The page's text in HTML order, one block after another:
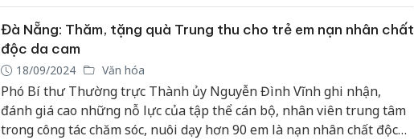
Đà Nẵng: Thăm, tặng quà Trung thu cho trẻ em nạn nhân chất
độc da cam
18/09/2024 Văn hóa
Phó Bí thư Thường trực Thành ủy Nguyễn Đình Vĩnh ghi nhận,
đánh giá cao những nỗ lực của tập thể cán bộ, nhân viên trung tâm
trong công tác chăm sóc, nuôi dạy hơn 90 em là nạn nhân chất độc